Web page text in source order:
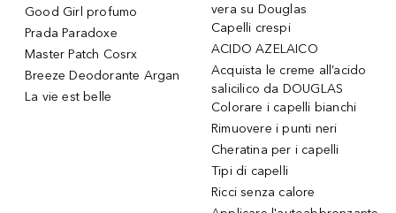
Good Girl profumo
Prada Paradoxe
Master Patch Cosrx
Breeze Deodorante Argan
La vie est belle
vera su Douglas
Capelli crespi
ACIDO AZELAICO
Acquista le creme all’acido
salicilico da DOUGLAS
Colorare i capelli bianchi
Rimuovere i punti neri
Cheratina per i capelli
Tipi di capelli
Ricci senza calore